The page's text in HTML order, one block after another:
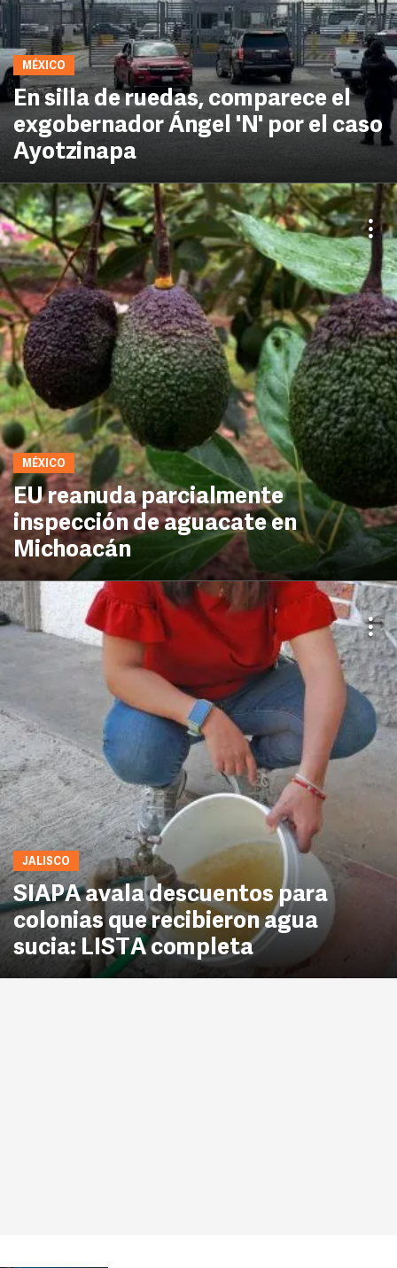
MÉXICO
En silla de ruedas, comparece el
exgobernador Ángel 'N' por el caso
Ayotzinapa
MÉXICO
EU reanuda parcialmente
inspección de aguacate en
Michoacán
JALISCO
SIAPA avala descuentos para
colonias que recibieron agua
sucia: LISTA completa